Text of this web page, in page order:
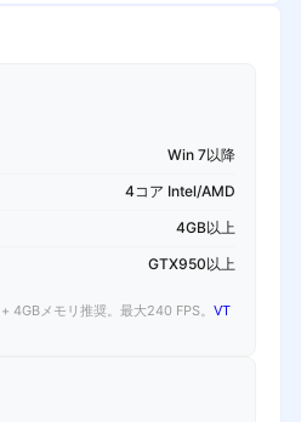
Win 7以降
4コア Intel/AMD
4GB以上
GTX950以上
4GBメモリ推奨。最大240 FPS。 VT